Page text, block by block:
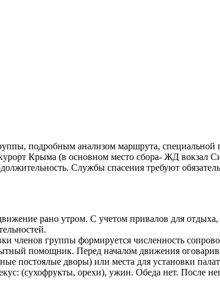
подробным анализом маршрута, специальной
Крыма (в основном место сбора- ЖД вокзал
Службы спасения требуют
рано утром. С учетом привалов для
членов группы формируется численность
помощник. Перед началом движения
постоялые дворы) или места для установки
(сухофрукты, орехи), ужин. Обеда нет. После